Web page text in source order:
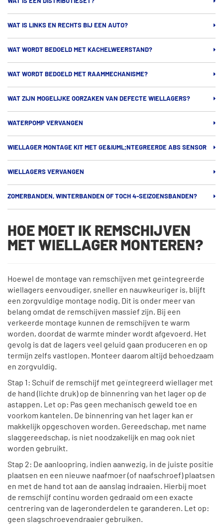
WAT IS LINKS EN RECHTS BIJ EEN AUTO?
WAT WORDT BEDOELD MET KACHELWEERSTAND?
WAT WORDT BEDOELD MET RAAMMECHANISME?
WAT ZIJN MOGELIJKE OORZAKEN VAN DEFECTE WIELLAGERS?
WATERPOMP VERVANGEN
WIELLAGER MONTAGE KIT MET GE&IUML;NTEGREERDE ABS SENSOR
WIELLAGERS VERVANGEN
ZOMERBANDEN, WINTERBANDEN OF TOCH 4-SEIZOENSBANDEN?
HOE MOET IK REMSCHIJVEN
MET WIELLAGER MONTEREN?
Hoewel de montage van remschijven met geïntegreerde
wiellagers eenvoudiger, sneller en nauwkeuriger is, blijft
een zorgvuldige montage nodig. Dit is onder meer van
belang omdat de remschijven massief zijn. Bij een
verkeerde montage kunnen de remschijven te warm
worden, doordat de warmte minder wordt afgevoerd. Het
gevolg is dat de lagers veel geluid gaan produceren en op
termijn zelfs vastlopen. Monteer daarom altijd behoedzaam
en zorgvuldig.
Stap 1: Schuif de remschijf met geïntegreerd wiellager met
de hand (lichte druk) op de binnenring van het lager op de
astappen. Let op: Pas geen mechanisch geweld toe en
voorkom kantelen. De binnenring van het lager kan er
makkelijk opgeschoven worden. Gereedschap, met name
slaggereedschap, is niet noodzakelijk en mag ook niet
worden gebruikt.
Stap 2: De aanloopring, indien aanwezig, in de juiste positie
plaatsen en een nieuwe naafmoer (of naafschroef) plaatsen
en met de hand tot aan de aanslag indraaien. Hierbij moet
de remschijf continu worden gedraaid om een exacte
centrering van de lageronderdelen te garanderen. Let op:
geen slagschroevendraaier gebruiken.